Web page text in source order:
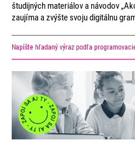
VAŠE NÁPADY
KONTAKTY
študijných materiálov a návodov
zaujíma a zvýšte svoju digitálnu